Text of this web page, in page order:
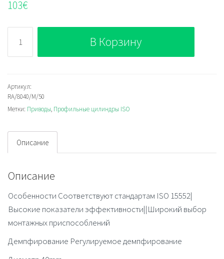
103€
RA/8040/M/50
В Корзину
Артикул:
RA/8040/M/50
Метки: Приводы, Профильные цилиндры ISO
Описание
Описание
Особенности Соответствуют стандартам ISO 15552|
Высокие показатели эффективности||Широкий выбор
монтажных приспособлений
Демпфирование Регулируемое демпфирование